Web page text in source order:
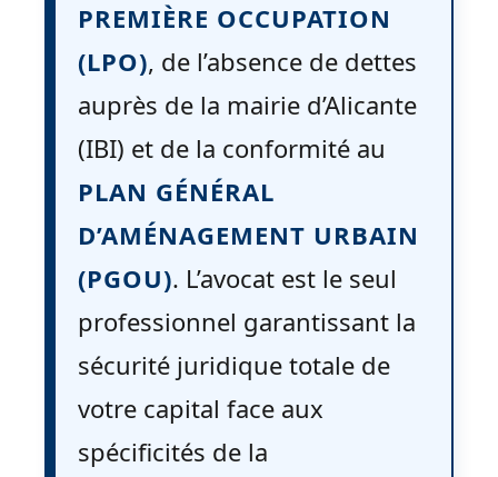
PREMIÈRE OCCUPATION
(LPO), de l’absence de dettes
auprès de la mairie d’Alicante
(IBI) et de la conformité au
PLAN GÉNÉRAL
D’AMÉNAGEMENT URBAIN
(PGOU). L’avocat est le seul
professionnel garantissant la
sécurité juridique totale de
votre capital face aux
spécificités de la